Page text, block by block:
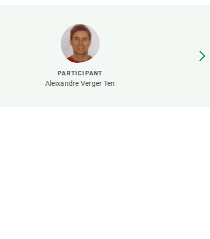
PARTICIPANT
Aleixandre Verger Ten
Funcionament dels ecosistemes
Observació de la terra